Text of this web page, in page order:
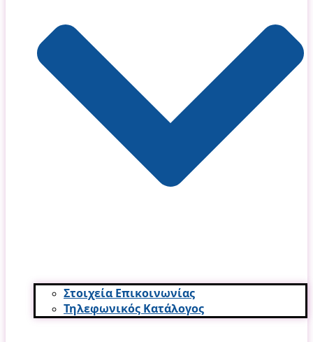
Στοιχεία Επικοινωνίας
Τηλεφωνικός Κατάλογος